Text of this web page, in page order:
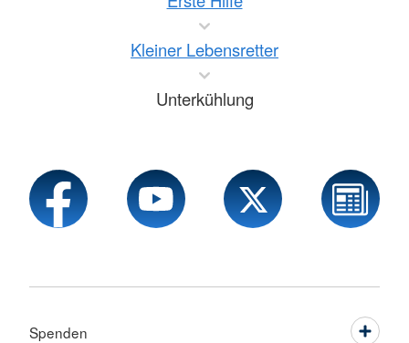
Kleiner Lebensretter
Unterkühlung
Spenden